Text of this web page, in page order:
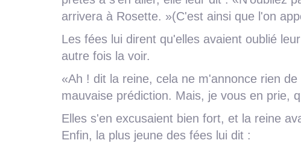
arrivera à Rosette. »(C'est ainsi que l'on
Les fées lui dirent qu'elles avaient oublié
autre fois la voir.
«Ah ! dit la reine, cela ne m'annonce rien
mauvaise prédiction. Mais, je vous en prie,
Elles s'en excusaient bien fort, et la reine
Enfin, la plus jeune des fées lui dit :